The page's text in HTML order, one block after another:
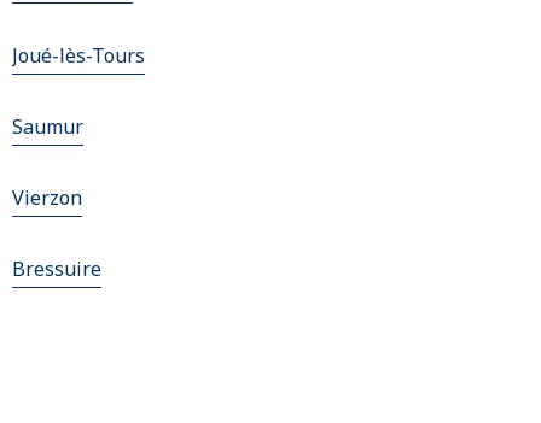
Joué-lès-Tours
Saumur
Vierzon
Bressuire